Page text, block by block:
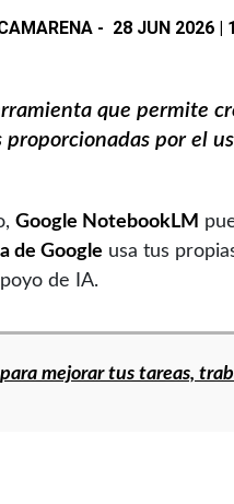
- 28 JUN 2026 |
que permite
proporcionadas por el
Google NotebookLM
de Google usa tus
de IA.
mejorar tus tareas,